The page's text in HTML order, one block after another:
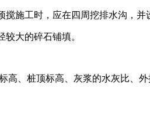
施工时，应在四周挖排水沟，并
大的碎石铺填。
、桩顶标高、灰浆的水灰比、